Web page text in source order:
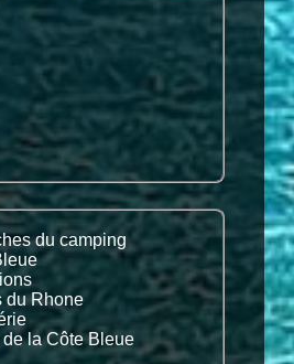
du camping
du Rhone
la Côte Bleue